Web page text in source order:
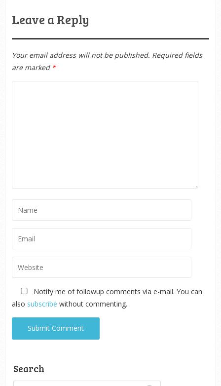
Leave a Reply
Your email address will not be published. Required fields
are marked *
Notify me of followup comments via e-mail. You can
also subscribe without commenting.
Search